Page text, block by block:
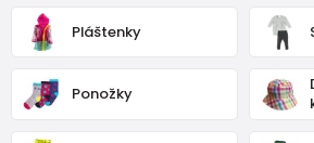
Pláštenky
Ponožky